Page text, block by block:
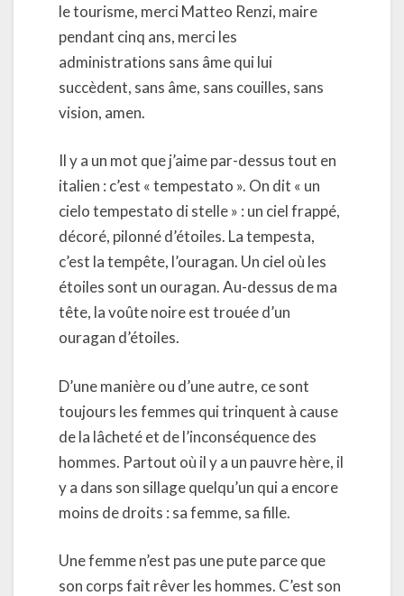
le tourisme, merci Matteo Renzi, maire
pendant cinq ans, merci les
administrations sans âme qui lui
succèdent, sans âme, sans couilles, sans
vision, amen.
Il y a un mot que j’aime par-dessus tout en
italien : c’est « tempestato ». On dit « un
cielo tempestato di stelle » : un ciel frappé,
décoré, pilonné d’étoiles. La tempesta,
c’est la tempête, l’ouragan. Un ciel où les
étoiles sont un ouragan. Au-dessus de ma
tête, la voûte noire est trouée d’un
ouragan d’étoiles.
D’une manière ou d’une autre, ce sont
toujours les femmes qui trinquent à cause
de la lâcheté et de l’inconséquence des
hommes. Partout où il y a un pauvre hère, il
y a dans son sillage quelqu’un qui a encore
moins de droits : sa femme, sa fille.
Une femme n’est pas une pute parce que
son corps fait rêver les hommes. C’est son